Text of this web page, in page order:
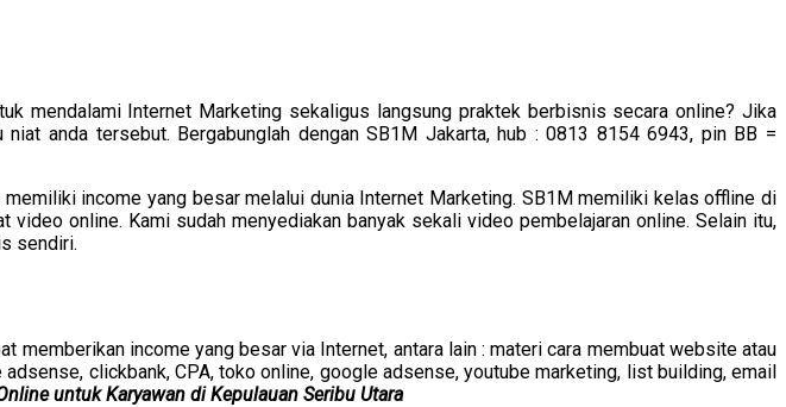
mendalami Internet Marketing sekaligus langsung praktek berbisnis secara online? Jika
anda tersebut. Bergabunglah dengan SB1M Jakarta, hub : 0813 8154 6943, pin BB =
income yang besar melalui dunia Internet Marketing. SB1M memiliki kelas offline di
online. Kami sudah menyediakan banyak sekali video pembelajaran online. Selain itu,
sendiri.
income yang besar via Internet, antara lain : materi cara membuat website atau
clickbank, CPA, toko online, google adsense, youtube marketing, list building, email
untuk Karyawan di Kepulauan Seribu Utara